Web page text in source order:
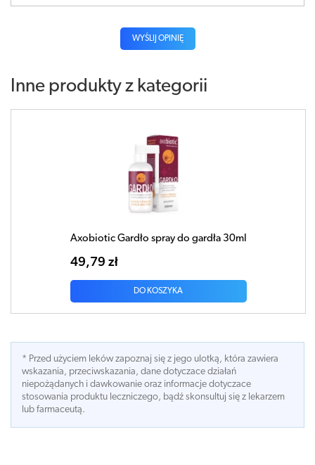
WYŚLIJ OPINIĘ
Inne produkty z kategorii
Axobiotic Gardło spray do gardła 30ml
49,79 zł
DO KOSZYKA
* Przed użyciem leków zapoznaj się z jego ulotką, która zawiera
wskazania, przeciwskazania, dane dotyczace działań
niepożądanych i dawkowanie oraz informacje dotyczace
stosowania produktu leczniczego, bądź skonsultuj się z lekarzem
lub farmaceutą.